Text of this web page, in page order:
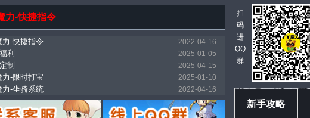
力-快捷指令
力-快捷指令 2022-04-16
利 2025-01-05
制 2025-04-15
力-限时打宝 2025-01-10
力-坐骑系统 2022-04-16
2026-03-11
力-万能传送（飞机） 2025-01-18
扫
码
进
QQ
群
新手攻略